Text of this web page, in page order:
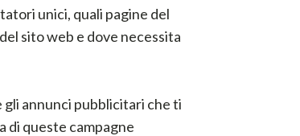
unici, quali pagine del
sito web e dove necessita
annunci pubblicitari che ti
di queste campagne